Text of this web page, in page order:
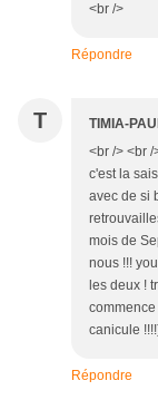
<br />
Répondre
T TIMIA-
<br /> <br
c'est la
avec de si
mois de
nous !!!
les deux !
canicule
Répondre